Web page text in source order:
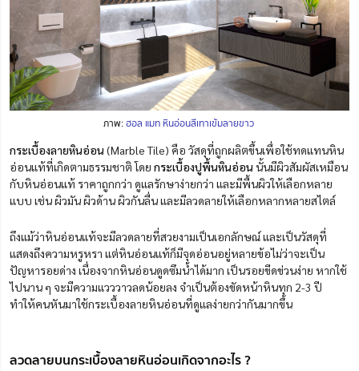
ภาพ:ฮอล แมท หินอ่อนสีเทาเข้มลายขาว
กระเบื้องลายหินอ่อน(Marble Tile) คือ วัสดุที่ถูกผลิตขึ้นเพื่อใช้ทดแทนหิน
อ่อนแท้ที่เกิดตามธรรมชาติ โดย กระเบื้องปูพื้นหินอ่อนนั้นมีผิวสัมผัสเหมือน
กับหินอ่อนแท้ ราคาถูกกว่า ดูแลรักษาง่ายกว่า และมีพื้นผิวให้เลือกหลาย
แบบ เช่น ผิวมัน ผิวด้าน ผิวกันลื่น และมีลวดลายให้เลือกหลากหลายสไตล์
ถึงแม้ว่าหินอ่อนแท้จะมีลวดลายที่สวยงามเป็นเอกลักษณ์ และเป็นวัสดุที่
แสดงถึงความหรูหรา แต่หินอ่อนแท้ก็มีจุดอ่อนอยู่หลายข้อไม่ว่าจะเป็น
ปัญหารอยด่าง เนื่องจากหินอ่อนดูดซึมน้ำได้มาก เป็นรอยขีดข่วนง่าย หากใช้
ไปนาน ๆ จะมีความแวววาวลดน้อยลง จำเป็นต้องขัดหน้าหินทุก 2-3 ปี
ทำให้คนหันมาใช้กระเบื้องลายหินอ่อนที่ดูแลง่ายกว่ากันมากขึ้น
ลวดลายบนกระเบื้องลายหินอ่อนเกิดจากอะไร ?